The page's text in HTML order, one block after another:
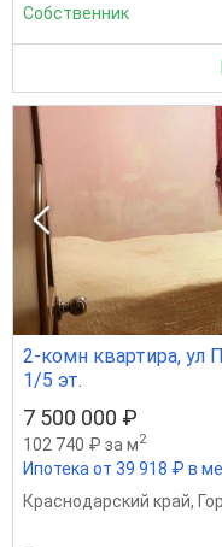
Собственник
2-комн квартира, ул
1/5 эт.
7 500 000 ₽
102 740 ₽ за м2
Ипотека от 39 918 ₽ в
Краснодарский край,